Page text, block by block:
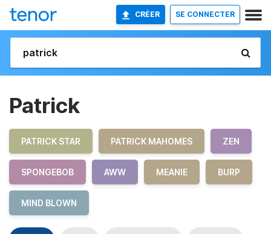
CRÉER SE CONNECTER
Patrick
PATRICK STAR PATRICK MAHOMES ZEN
SPONGEBOB AWW MEANIE BURP
MIND BLOWN